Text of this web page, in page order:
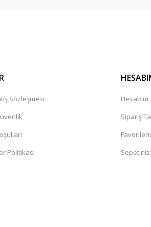
Sözleşmesi
Politikası
Hesabım
Sipariş
Sepetiniz